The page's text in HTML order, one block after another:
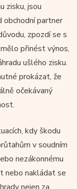
zisku, jsou
obchodní partner
zpozdí se s
přinést výnos,
ušlého zisku.
prokázat, že
očekávaný
kdy škodu
v soudním
nezákonnému
nebo nakládat se
nejen za